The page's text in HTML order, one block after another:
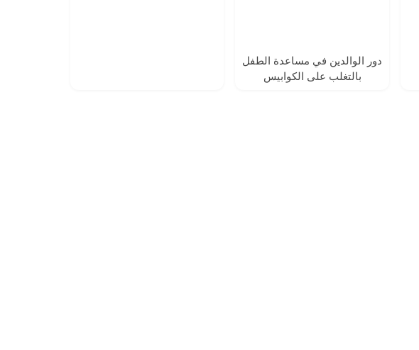
دور الوالدين في مساعدة الطفل
بالتغلب على الكوابيس